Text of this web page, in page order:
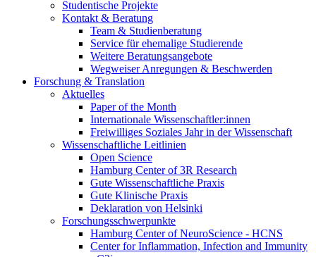
Studentische Projekte
Kontakt & Beratung
Team & Studienberatung
Service für ehemalige Studierende
Weitere Beratungsangebote
Wegweiser Anregungen & Beschwerden
Forschung & Translation
Aktuelles
Paper of the Month
Internationale Wissenschaftler:innen
Freiwilliges Soziales Jahr in der Wissenschaft
Wissenschaftliche Leitlinien
Open Science
Hamburg Center of 3R Research
Gute Wissenschaftliche Praxis
Gute Klinische Praxis
Deklaration von Helsinki
Forschungsschwerpunkte
Hamburg Center of NeuroScience - HCNS
Center for Inflammation, Infection and Immunity